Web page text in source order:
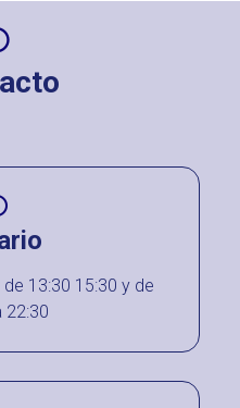
13:30 15:30 y de
22:30